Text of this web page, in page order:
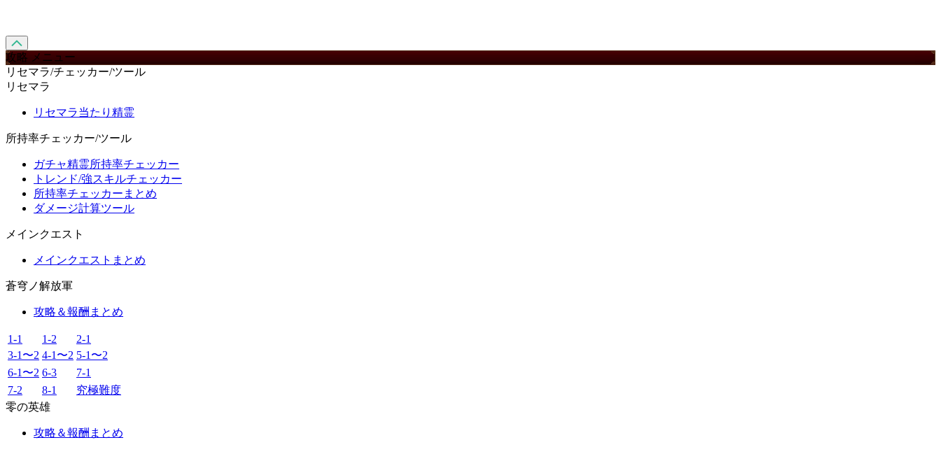
攻略 メニュー
リセマラ/チェッカー/ツール
リセマラ
リセマラ当たり精霊
所持率チェッカー/ツール
ガチャ精霊所持率チェッカー
トレンド/強スキルチェッカー
所持率チェッカーまとめ
ダメージ計算ツール
メインクエスト
メインクエストまとめ
蒼穹ノ解放軍
攻略＆報酬まとめ
1-1 1-2
2-1
3-1〜2 4-1〜2 5-1〜2
6-1〜2 6-3
7-1
7-2
8-1
究極難度
零の英雄
攻略＆報酬まとめ